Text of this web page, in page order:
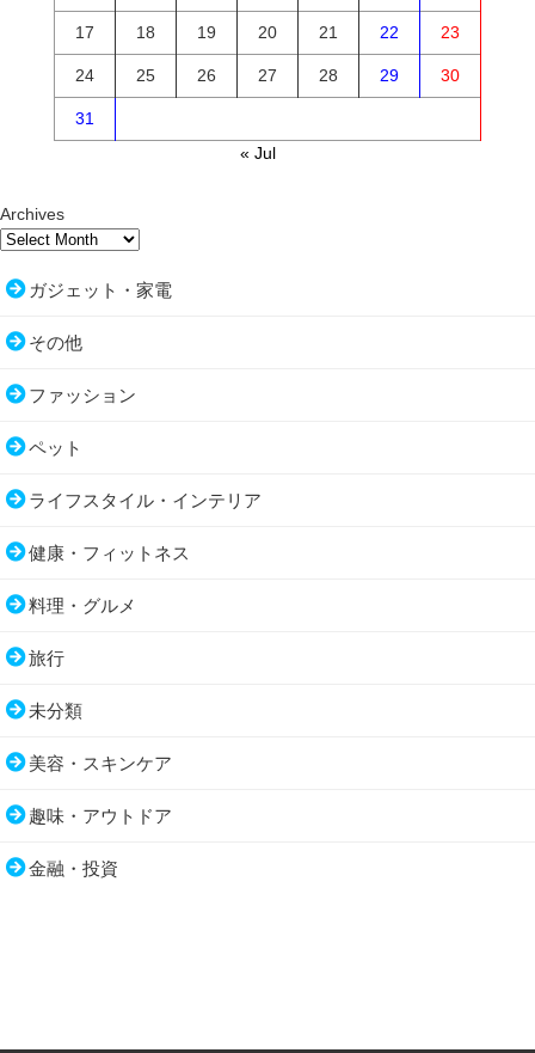
17 18 19 20 21 22 23
24 25 26 27 28 29 30
31
« Jul
Archives
ガジェット・家電
その他
ファッション
ペット
ライフスタイル・インテリア
健康・フィットネス
料理・グルメ
旅行
未分類
美容・スキンケア
趣味・アウトドア
金融・投資